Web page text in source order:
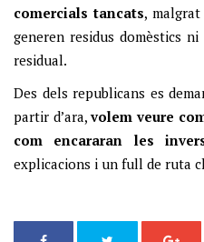
comercials tancats, malgrat
generen residus domèstics
residual.
Des dels republicans es
partir d’ara,volem veure
com encararan les
explicacions i un full de ruta